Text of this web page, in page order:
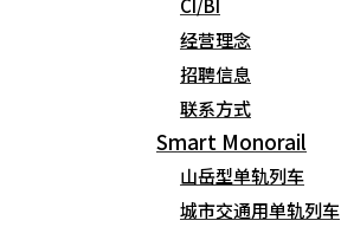
CI/BI
经营理念
招聘信息
联系方式
Smart Monorail
山岳型单轨列车
城市交通用单轨列车
邮箱地址不会被公开。必填项已用
Fill out this field